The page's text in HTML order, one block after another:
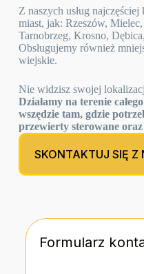
Z naszych usług
miast, jak: Rzeszów,
Tarnobrzeg, Krosno,
Obsługujemy również
wiejskie.
Nie widzisz swojej
Działamy na terenie
wszędzie tam, gdzie
przewierty sterowane
SKONTAKTUJ SIĘ Z
Formularz